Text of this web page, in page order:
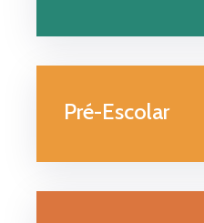
Pré-Escolar